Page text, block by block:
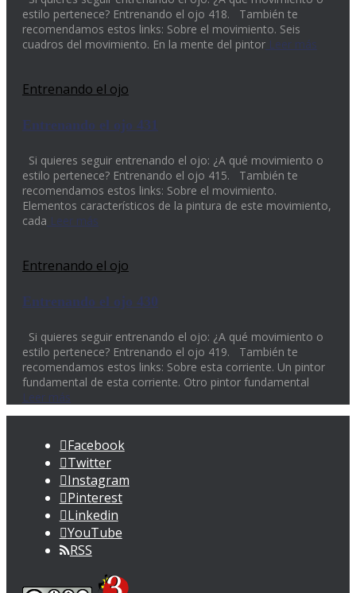
estilo pertenece? Entrenando el ojo 418. También te
recomendamos estos links: Sobre el movimiento. Seis
cuadros del movimiento. En la mente del pintor Leer más
Entrenando el ojo
Entrenando el ojo 431
Si quieres seguir entrenando el ojo: ¿A qué movimiento o
estilo pertenece? Entrenando el ojo 415. También te
recomendamos estos links: Sobre el movimiento.
Elementos característicos de la pintura de este movimiento,
cada Leer más
Entrenando el ojo
Entrenando el ojo 430
Si quieres seguir entrenando el ojo: ¿A qué movimiento o
estilo pertenece? Entrenando el ojo 419. También te
recomendamos estos links: Sobre esta corriente. Un pintor
fundamental de esta corriente. Otro pintor fundamental
Leer más
Facebook
Twitter
Instagram
Pinterest
Linkedin
YouTube
RSS